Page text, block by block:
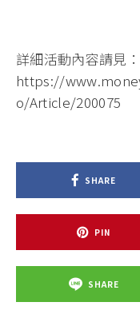
詳細活動內容請見：
https://
o/Article/200075
SHARE
PIN
SHARE